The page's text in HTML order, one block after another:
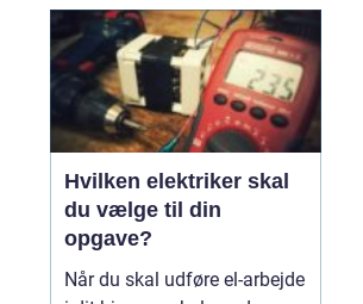
Hvilken elektriker skal
du vælge til din
opgave?
Når du skal udføre el-arbejde